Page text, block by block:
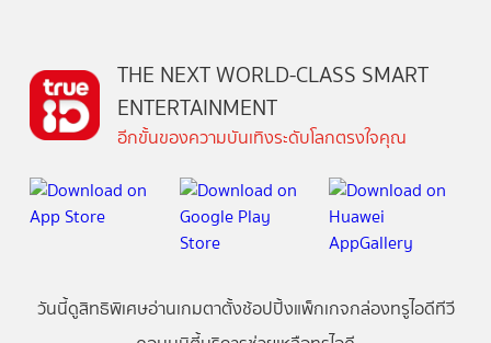
THE NEXT WORLD-CLASS SMART
ENTERTAINMENT
อีกขั้นของความบันเทิงระดับโลกตรงใจคุณ
วันนี้ดูสิทธิพิเศษอ่านเกมตาตั้งช้อปปิ้งแพ็กเกจกล่องทรูไอดีทีวี